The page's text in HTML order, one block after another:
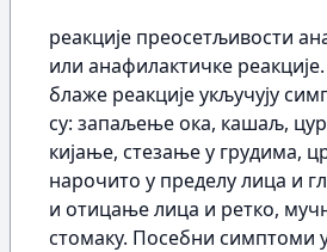
реакције преосетљивости
или анафилактичке
блаже реакције укључују
су: запаљење ока, кашаљ,
кијање, стезање у грудима,
нарочито у пределу лица и
и отицање лица и ретко,
стомаку. Посебни симптоми